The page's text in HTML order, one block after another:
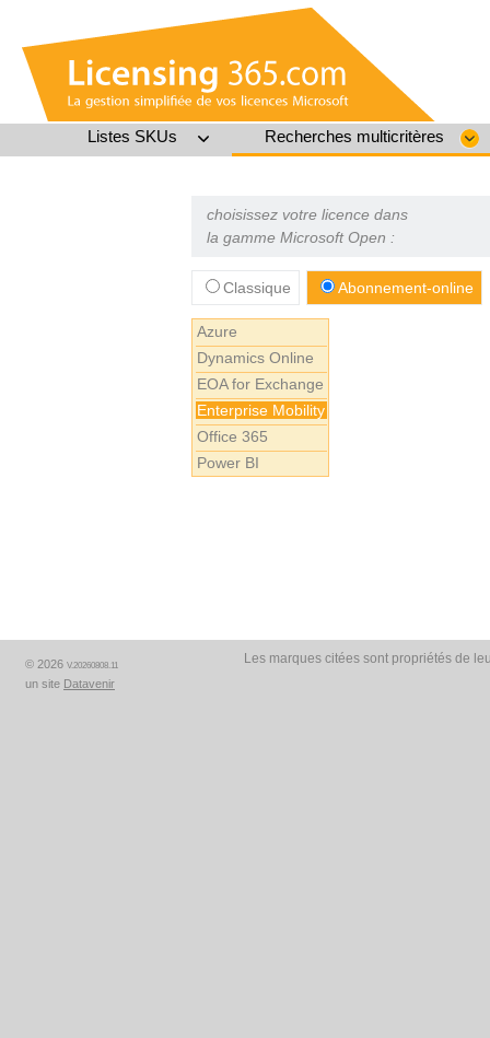
Listes SKUs Recherches multicritères
choisissez votre licence dans
la gamme Microsoft Open :
Classique Abonnement-online
Azure
Dynamics Online
EOA for Exchange
Enterprise Mobility
Office 365
Power BI
© 2026 V.20260808.11
un site Datavenir
Les marques citées sont propriétés de